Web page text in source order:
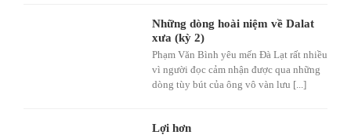
Những dòng hoài niệm về Dalat
xưa (kỳ 2)
Phạm Văn Bình yêu mến Đà Lạt rất nhiều
vì người đọc cảm nhận được qua những
dòng tùy bút của ông vô vàn lưu [...]
Lợi hơn